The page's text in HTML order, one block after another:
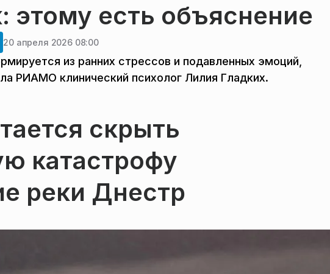
этому есть объяснение
20 апреля 2026 08:00
из ранних стрессов и подавленных эмоций,
РИАМО клинический психолог Лилия Гладких.
скрыть
катастрофу
реки Днестр